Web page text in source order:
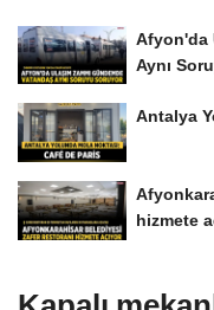
Afyon'da
Aynı
Antalya
hizmete